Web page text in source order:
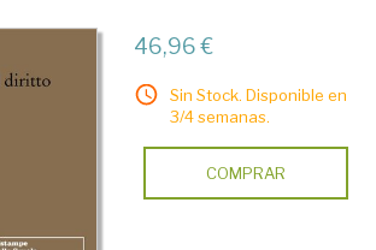
46,96 €
Sin Stock. Disponible en
3/4 semanas.
COMPRAR